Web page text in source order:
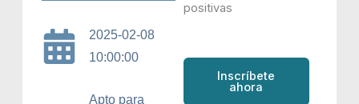
2025-02-08
10:00:00
Apto para
positivas
Inscríbete
ahora